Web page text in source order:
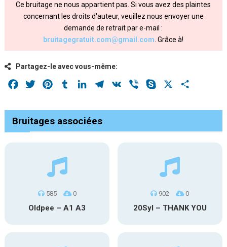
Ce bruitage ne nous appartient pas. Si vous avez des plaintes
concernant les droits d'auteur, veuillez nous envoyer une
demande de retrait par e-mail :
bruitagegratuit.com@gmail.com . Grâce à!
Partagez-le avec vous-même:
Facebook
Twitter PinterestTumblrLinkedInTelegram
VK Viber Skype
Bruitages associées
585 0
Oldpee – A1 A3
902 0
20Syl – THANK YOU